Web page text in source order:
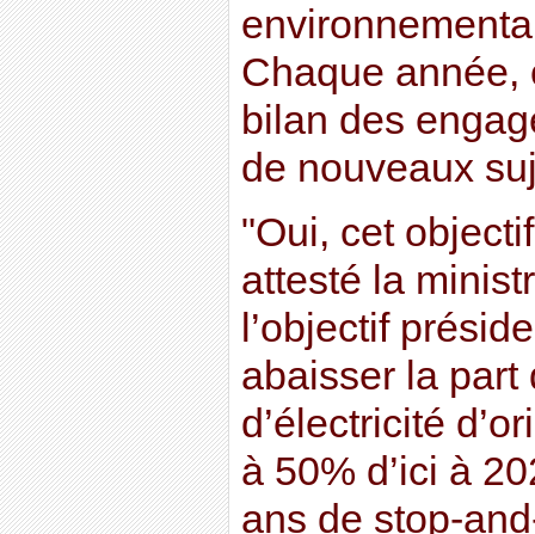
Chaque année,
bilan des
de nouveaux
"Oui, cet
attesté la
l’objectif
abaisser la part
d’électricité
à 50% d’ici à
ans de stop-